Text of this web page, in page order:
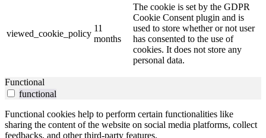
viewed_cookie_policy
11
months
The cookie is set by the GDPR
Cookie Consent plugin and is
used to store whether or not user
has consented to the use of
cookies. It does not store any
personal data.
Functional
functional
Functional cookies help to perform certain functionalities like
sharing the content of the website on social media platforms, collect
feedbacks, and other third-party features.